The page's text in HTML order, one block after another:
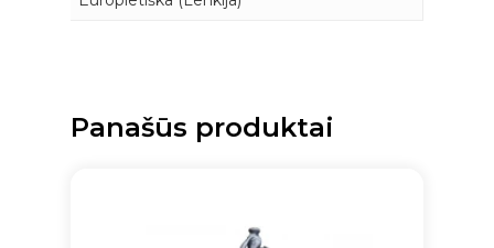
Krepšelyje nėra produktų.
Panašūs produktai